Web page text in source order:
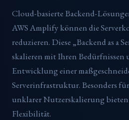
Cloud-basierte Backend-
AWS Amplify können die
reduzieren. Diese „Backend as a
skalieren mit Ihren Bedürfnissen
Entwicklung einer
Serverinfrastruktur. Besonders für
unklarer Nutzerskalierung
Flexibilität.